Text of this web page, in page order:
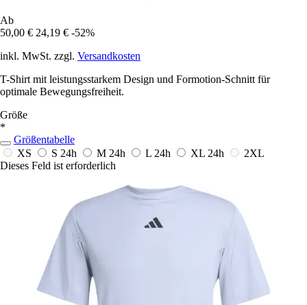
Ab
50,00 € 24,19 € -52%
inkl. MwSt. zzgl. Versandkosten
T-Shirt mit leistungsstarkem Design und Formotion-Schnitt für
optimale Bewegungsfreiheit.
Größe
*
Größentabelle
XS
S 24h M 24h L 24h XL 24h
2XL
Dieses Feld ist erforderlich